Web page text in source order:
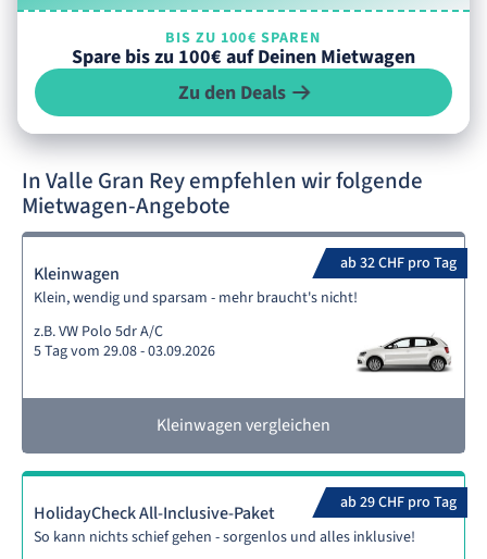
BIS ZU 100€ SPAREN
Spare bis zu 100€ auf Deinen Mietwagen
Zu den Deals
In Valle Gran Rey empfehlen wir folgende
Mietwagen-Angebote
ab 32 CHF pro Tag
Kleinwagen
Klein, wendig und sparsam - mehr braucht's nicht!
z.B. VW Polo 5dr A/C
5 Tag vom 29.08 - 03.09.2026
Kleinwagen vergleichen
ab 29 CHF pro Tag
HolidayCheck All-Inclusive-Paket
So kann nichts schief gehen - sorgenlos und alles inklusive!